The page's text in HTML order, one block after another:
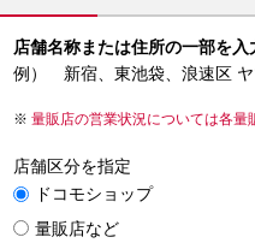
店舗名称または住所の一部を入
例） 新宿、東池袋、浪速区
量販店の営業状況については各量
店舗区分を指定
ドコモショップ
量販店など